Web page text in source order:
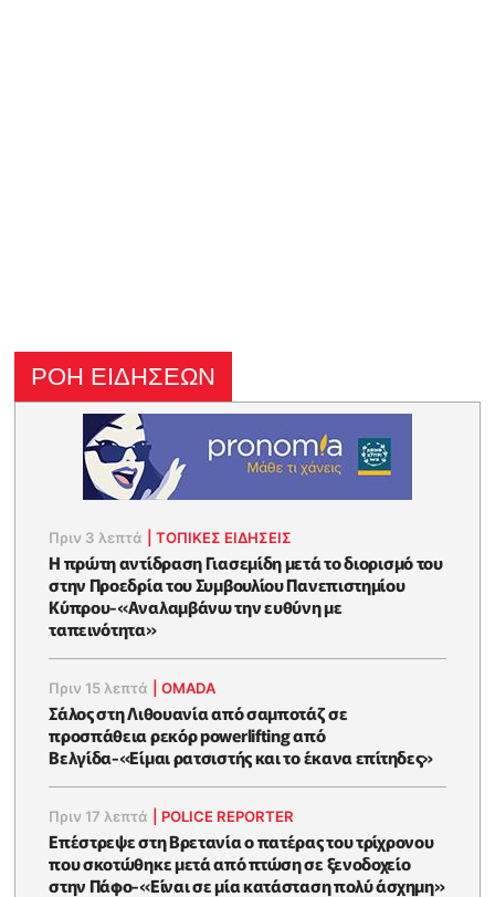
ΡΟΗ ΕΙΔΗΣΕΩΝ
Πριν 3 λεπτά |ΤΟΠΙΚΕΣ ΕΙΔΗΣΕΙΣ
Η πρώτη αντίδραση Γιασεμίδη μετά το διορισμό του
στην Προεδρία του Συμβουλίου Πανεπιστημίου
Κύπρου-«Αναλαμβάνω την ευθύνη με
ταπεινότητα»
Πριν 15 λεπτά |OMADA
Σάλος στη Λιθουανία από σαμποτάζ σε
προσπάθεια ρεκόρ powerlifting από
Βελγίδα-«Είμαι ρατσιστής και το έκανα επίτηδες»
Πριν 17 λεπτά POLICE REPORTER
Eπέστρεψε στη Βρετανία ο πατέρας του τρίχρονου
που σκοτώθηκε μετά από πτώση σε ξενοδοχείο
στην Πάφο-«Είναι σε μία κατάσταση πολύ άσχημη»